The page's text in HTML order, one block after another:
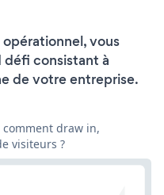
vous
défi consistant à
de votre entreprise.
draw in,
visiteurs ?